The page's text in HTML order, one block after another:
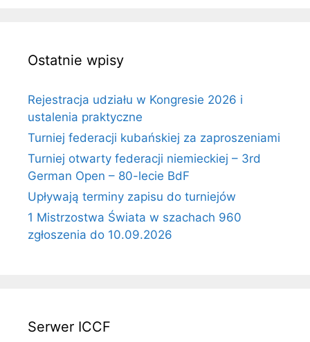
Ostatnie wpisy
Rejestracja udziału w Kongresie 2026 i
ustalenia praktyczne
Turniej federacji kubańskiej za zaproszeniami
Turniej otwarty federacji niemieckiej – 3rd
German Open – 80-lecie BdF
Upływają terminy zapisu do turniejów
1 Mistrzostwa Świata w szachach 960
zgłoszenia do 10.09.2026
Serwer ICCF